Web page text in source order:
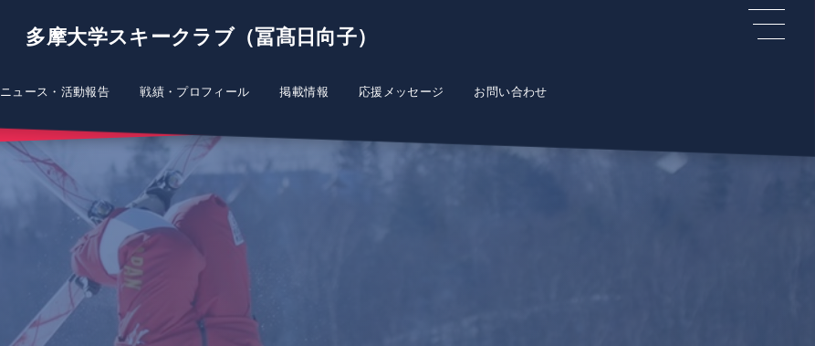
多摩大学スキークラブ（冨髙日向子）
ニュース・活動報告 戦績・プロフィール 掲載情報 応援メッセージ お問い合わせ